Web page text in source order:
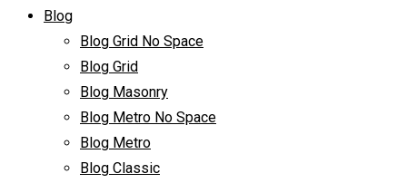
Blog
Blog Grid No Space
Blog Grid
Blog Masonry
Blog Metro No Space
Blog Metro
Blog Classic